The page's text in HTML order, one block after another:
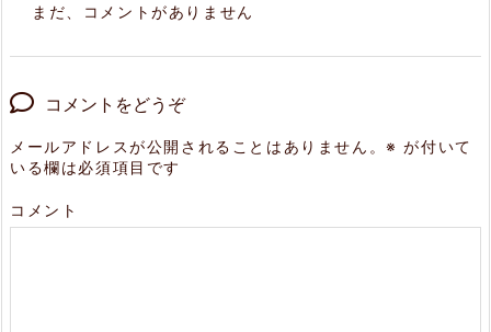
まだ、コメントがありません
コメントをどうぞ
メールアドレスが公開されることはありません。※ が付いて
いる欄は必須項目です
コメント